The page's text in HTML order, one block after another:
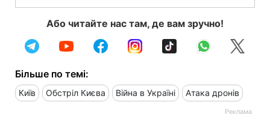
Або читайте нас там, де вам зручно!
Більше по темі:
Київ Обстріл Києва Війна в Україні Атака дронів